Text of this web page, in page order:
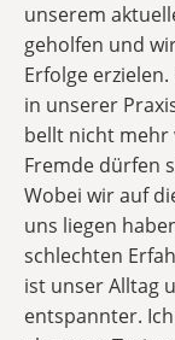
unserem
geholfen und
Erfolge
in unserer
bellt nicht mehr
Fremde dürfen
Wobei wir auf
uns liegen
schlechten
ist unser Alltag
entspannter.